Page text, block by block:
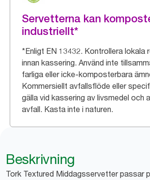
Servetterna kan
industriellt*
*Enligt EN 13432. Kontrollera lokala
innan kassering. Använd inte
farliga eller icke-komposterbara
Kommersiellt avfallsflöde eller
gälla vid kassering av livsmedel och
avfall. Kasta inte i naturen.
Beskrivning
Tork Textured Middagsservetter passar